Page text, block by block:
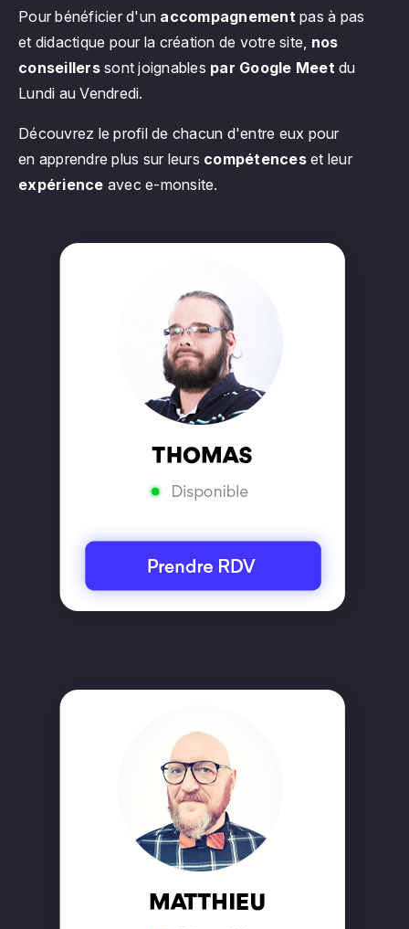
Pour bénéficier d'un accompagnement pas à pas
et didactique pour la création de votre site, nos
conseillerssont joignables par Google Meet du
Lundi au Vendredi.
Découvrez le profil de chacun d'entre eux pour
en apprendre plus sur leurs compétenceset leur
expérience avec e-monsite.